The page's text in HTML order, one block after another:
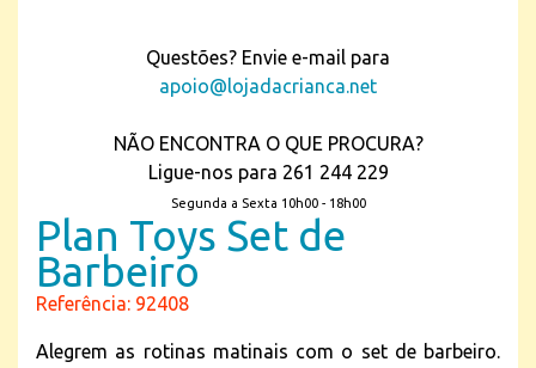
Questões? Envie e-mail para
apoio@lojadacrianca.net
NÃO ENCONTRA O QUE PROCURA?
Ligue-nos para 261 244 229
Segunda a Sexta 10h00 - 18h00
Plan Toys Set de
Barbeiro
Referência: 92408
Alegrem as rotinas matinais com o set de barbeiro.